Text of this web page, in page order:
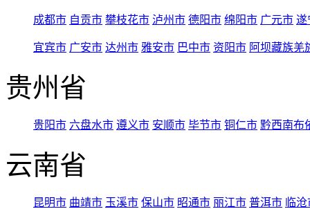
成都市 自贡市 攀枝花市 泸州市 德阳市 绵阳市 广元市 遂
宜宾市 广安市 达州市 雅安市 巴中市 资阳市 阿坝藏族羌
贵州省
贵阳市 六盘水市 遵义市 安顺市 毕节市 铜仁市 黔西南布
云南省
昆明市 曲靖市 玉溪市 保山市 昭通市 丽江市 普洱市 临